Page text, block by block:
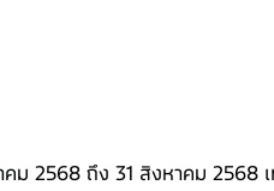
2568 ถึง 31 สิงหาคม 2568 เ